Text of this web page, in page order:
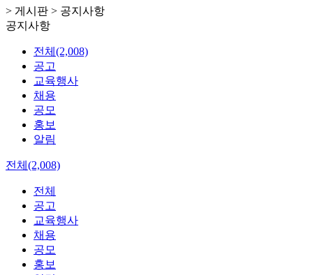
> 게시판 > 공지사항
공지사항
전체(2,008)
공고
교육행사
채용
공모
홍보
알림
전체(2,008)
전체
공고
교육행사
채용
공모
홍보